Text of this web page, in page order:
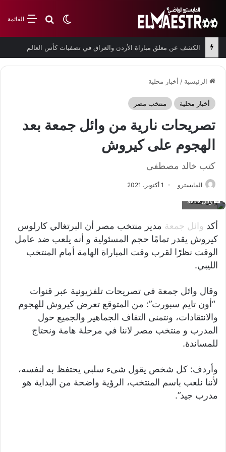
القائمةبحث عن
الوضع المظلم
الكشف عن معلق مباراة الأردن والعراق في تصفيات كأس العالم
الرئيسية / أخبار محلية
أخبار محلية منتخب مصر
تصريحات نارية من وائل جمعة بعد
الهجوم على كيروش
كتب خالد مصطفى
المايسترو 1 أكتوبر، 2021
وائل جمعة
أكد وائل جمعة مدير منتخب مصر أن البرتغالي كارلوس
كيروش يقدر تمامًا حجم المسئولية و أنه يلعب ضد عامل
الوقت نظرًا لقرب وقت المباراة الهامة أمام المنتخب
الليبي.
وقال وائل جمعة في تصريحات تلفزيونية عبر قنوات
“أون تايم سبورت”: من المتوقع تعرض كيروش للهجوم
والانتقادات، ونتمنى التفاف الجماهير والجميع حول
المدرب و منتخب مصر لاننا في مرحلة هامة ونحتاج
للمساندة.
وأردف: كل شخص يقول شىء سلبي يحتفظ به لنفسه،
لأننا نلعب باسم المنتخب، الرؤية واضحة من البداية هو
مدرب جيد”.